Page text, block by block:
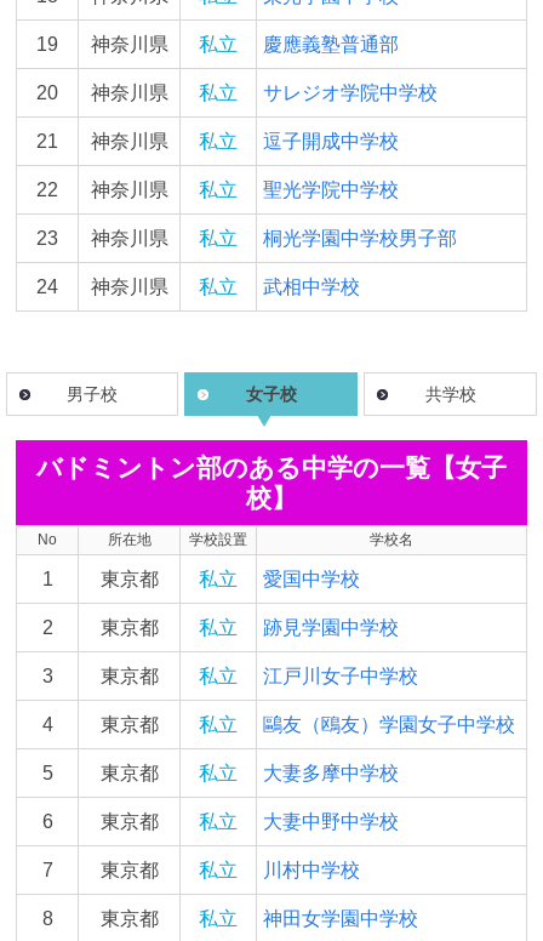
19 神奈川県 私立 慶應義塾普通部
20 神奈川県 私立 サレジオ学院中学校
21 神奈川県 私立 逗子開成中学校
22 神奈川県 私立 聖光学院中学校
23 神奈川県 私立 桐光学園中学校男子部
24 神奈川県 私立 武相中学校
男子校 女子校 共学校
バドミントン部のある中学の一覧【女子
校】
No 所在地 学校設置 学校名
1 東京都 私立 愛国中学校
2 東京都 私立 跡見学園中学校
3 東京都 私立 江戸川女子中学校
4 東京都 私立 鷗友（鴎友）学園女子中学校
5 東京都 私立 大妻多摩中学校
6 東京都 私立 大妻中野中学校
7 東京都 私立 川村中学校
8 東京都 私立 神田女学園中学校